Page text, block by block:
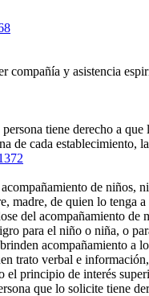
compañía y asistencia
tiene derecho a que
de cada establecimiento,
de niños,
madre, de quien lo tenga
del acompañamiento de
para el niño o niña, o
acompañamiento a
trato verbal e
el principio de interés
que lo solicite tiene